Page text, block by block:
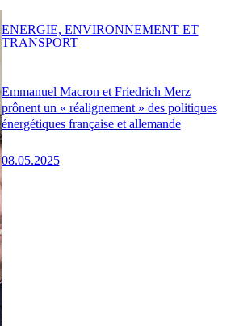
Emmanuel Macron et Friedrich Merz
prônent un « réalignement » des politiques
énergétiques française et allemande
08.05.2025
ENERGIE, ENVIRONNEMENT ET
TRANSPORT